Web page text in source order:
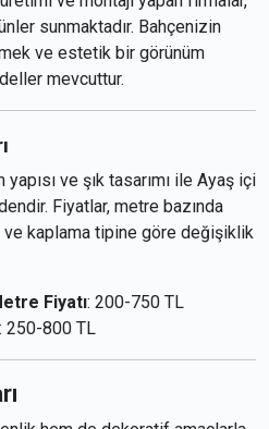
sunmaktadır. Bahçenizin
ve estetik bir görünüm
mevcuttur.
ve şık tasarımı ile Ayaş içi
Fiyatlar, metre bazında
kaplama tipine göre değişiklik
Fiyatı: 200-750 TL
: 250-800 TL